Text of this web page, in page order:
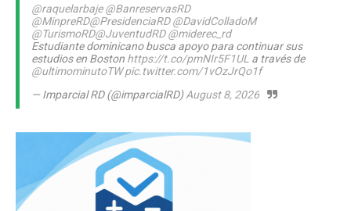
@raquelarbaje @BanreservasRD
@MinpreRD@PresidenciaRD @DavidColladoM
@TurismoRD@JuventudRD @miderec_rd
Estudiante dominicano busca apoyo para continuar sus
estudios en Boston https://t.co/pmNIr5F1UL a través de
@ultimominutoTW pic.twitter.com/1vOzJrQo1f
— Imparcial RD (@imparcialRD)August 8, 2026